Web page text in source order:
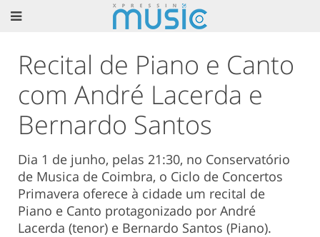
Recital de Piano e Canto
com André Lacerda e
Bernardo Santos
Dia 1 de junho, pelas 21:30, no Conservatório
de Musica de Coimbra, o Ciclo de Concertos
Primavera oferece à cidade um recital de
Piano e Canto protagonizado por André
Lacerda (tenor) e Bernardo Santos (Piano).